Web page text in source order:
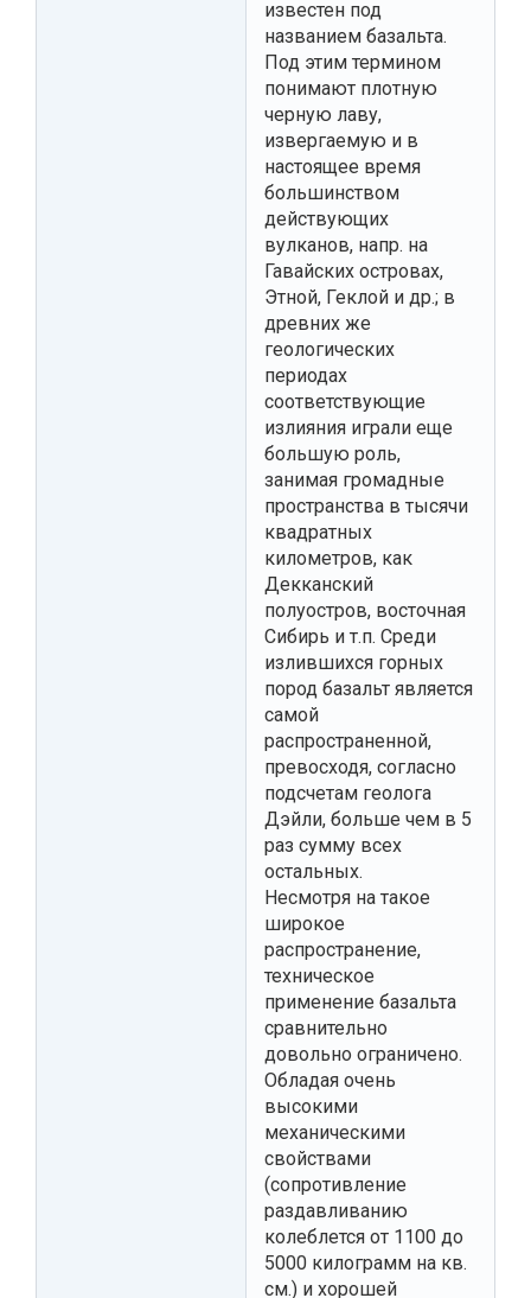
известен под
названием базальта.
Под этим термином
понимают плотную
черную лаву,
извергаемую и в
настоящее время
большинством
действующих
вулканов, напр. на
Гавайских островах,
Этной, Геклой и др.; в
древних же
геологических
периодах
соответствующие
излияния играли еще
большую роль,
занимая громадные
пространства в тысячи
квадратных
километров, как
Декканский
полуостров, восточная
Сибирь и т.п. Среди
излившихся горных
пород базальт является
самой
распространенной,
превосходя, согласно
подсчетам геолога
Дэйли, больше чем в 5
раз сумму всех
остальных.
Несмотря на такое
широкое
распространение,
техническое
применение базальта
сравнительно
довольно ограничено.
Обладая очень
высокими
механическими
свойствами
(сопротивление
раздавливанию
колеблется от 1100 до
5000 килограмм на кв.
см.) и хорошей